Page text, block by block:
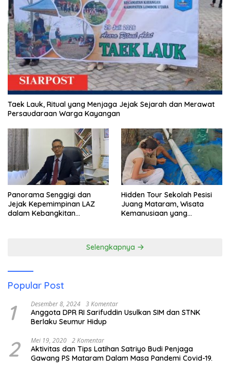
Taek Lauk, Ritual yang Menjaga Jejak Sejarah dan Merawat
Persaudaraan Warga Kayangan
Panorama Senggigi dan
Jejak Kepemimpinan LAZ
dalam Kebangkitan
Hidden Tour Sekolah Pesisi
Juang Mataram, Wisata
Kemanusiaan yang
Selengkapnya
Popular Post
1 Desember 8, 2024 3 Komentar
Anggota DPR RI Sarifuddin Usulkan SIM dan STNK
Berlaku Seumur Hidup
2 Mei 19, 2020 2 Komentar
Aktivitas dan Tips Latihan Satriyo Budi Penjaga
Gawang PS Mataram Dalam Masa Pandemi Covid-19.